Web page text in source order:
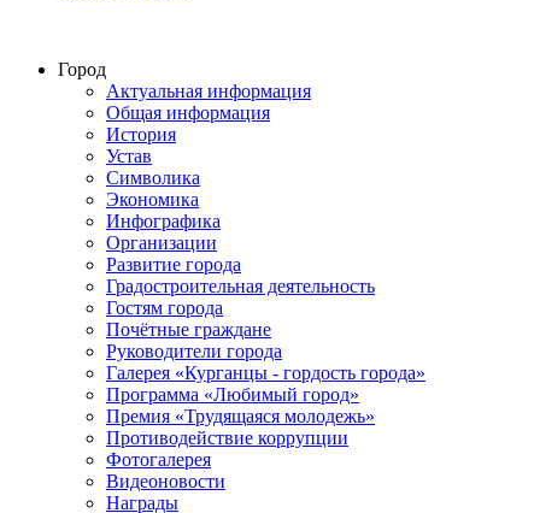
Город
Актуальная информация
Общая информация
История
Устав
Символика
Экономика
Инфографика
Организации
Развитие города
Градостроительная деятельность
Гостям города
Почётные граждане
Руководители города
Галерея «Курганцы - гордость города»
Программа «Любимый город»
Премия «Трудящаяся молодежь»
Противодействие коррупции
Фотогалерея
Видеоновости
Награды